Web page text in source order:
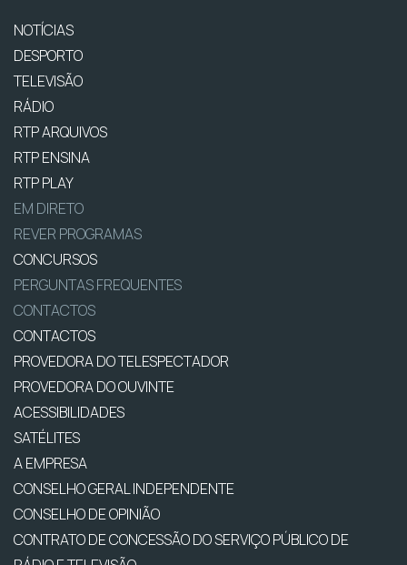
NOTÍCIAS
DESPORTO
TELEVISÃO
RÁDIO
RTP ARQUIVOS
RTP ENSINA
RTP PLAY
EM DIRETO
REVER PROGRAMAS
CONCURSOS
PERGUNTAS FREQUENTES
CONTACTOS
CONTACTOS
PROVEDORA DO TELESPECTADOR
PROVEDORA DO OUVINTE
ACESSIBILIDADES
SATÉLITES
A EMPRESA
CONSELHO GERAL INDEPENDENTE
CONSELHO DE OPINIÃO
CONTRATO DE CONCESSÃO DO SERVIÇO PÚBLICO DE